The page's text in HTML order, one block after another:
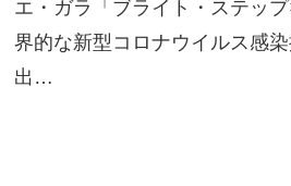
エ・ガラ「ブライト・ステッ
界的な新型コロナウイルス感染
出…